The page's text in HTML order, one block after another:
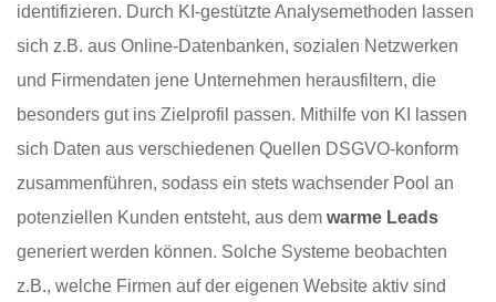
identifizieren. Durch KI-gestützte Analysemethoden lassen
sich z.B. aus Online-Datenbanken, sozialen Netzwerken
und Firmendaten jene Unternehmen herausfiltern, die
besonders gut ins Zielprofil passen. Mithilfe von KI lassen
sich Daten aus verschiedenen Quellen DSGVO-konform
zusammenführen, sodass ein stets wachsender Pool an
potenziellen Kunden entsteht, aus dem warme Leads
generiert werden können. Solche Systeme beobachten
z.B., welche Firmen auf der eigenen Website aktiv sind